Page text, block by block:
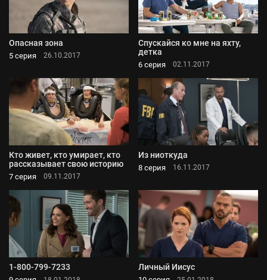
Опасная зона
5 серия 26.10.2017
Спускайся ко мне на яхту,
детка
6 серия 02.11.2017
Кто живет, кто умирает, кто
рассказывает свою историю
7 серия 09.11.2017
Из ниоткуда
8 серия 16.11.2017
1-800-799-7233 Личный Иисус